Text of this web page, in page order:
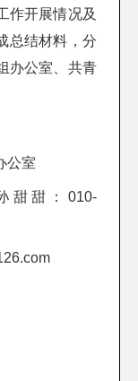
作开展情况及
总结材料，分
办公室、共青
公室
甜甜：010-